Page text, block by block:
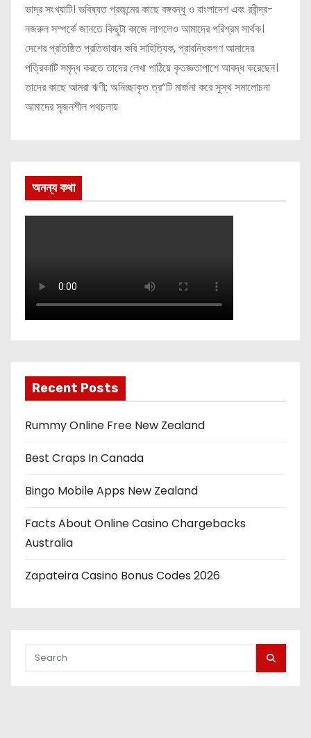
ভাদ্র সংখ্যাটি। ভবিষ্যত প্রজন্মের কাছে বঙ্গবন্ধু ও বাংলাদেশ এবং রবীন্দ্র-
নজরুল সম্পর্কে জানতে কিছুটা কাজে লাগলেও আমাদের পরিশ্রম সার্থক।
দেশের প্রতিষ্ঠিত প্রতিভাবান কবি সাহিত্যিক, প্রাবন্ধিকগণ আমাদের
পত্রিকাটি সমৃদ্ধ করতে তাদের লেখা পাঠিয়ে কৃতজ্ঞতাপাশে আবদ্ধ করেছেন।
তাদের কাছে আমরা ঋণী; অনিচ্ছাকৃত ত্র“টি মার্জনা করে সুস্থ সমালোচনা
আমাদের সৃজনশীল পথচলায়
অনন্য কথা
Recent Posts
Rummy Online Free New Zealand
Best Craps In Canada
Bingo Mobile Apps New Zealand
Facts About Online Casino Chargebacks
Australia
Zapateira Casino Bonus Codes 2026